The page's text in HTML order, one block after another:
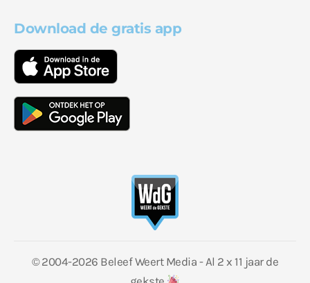
Download de gratis app
© 2004-2026 Beleef Weert Media - Al 2 x 11 jaar de